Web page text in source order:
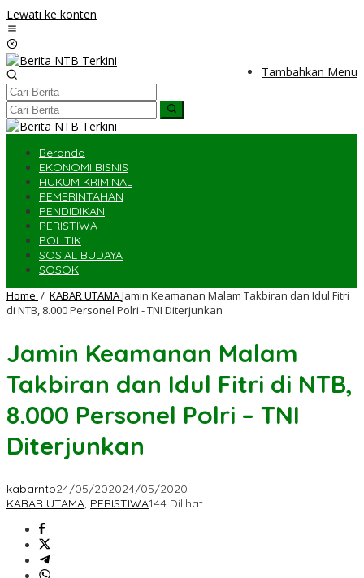
Lewati ke konten
Tambahkan Menu
Beranda
EKONOMI BISNIS
HUKUM KRIMINAL
PEMERINTAHAN
PENDIDIKAN
PERISTIWA
POLITIK
SOSIAL BUDAYA
SOSOK
Home / KABAR UTAMAJamin Keamanan Malam Takbiran dan Idul Fitri
di NTB, 8.000 Personel Polri - TNI Diterjunkan
Jamin Keamanan Malam
Takbiran dan Idul Fitri di NTB,
8.000 Personel Polri – TNI
Diterjunkan
kabarntb24/05/202024/05/2020
KABAR UTAMA, PERISTIWA144 Dilihat